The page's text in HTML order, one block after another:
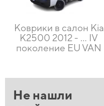
Коврики в салон Kia
K2500 2012 - ... IV
поколение EU VAN
Не нашли